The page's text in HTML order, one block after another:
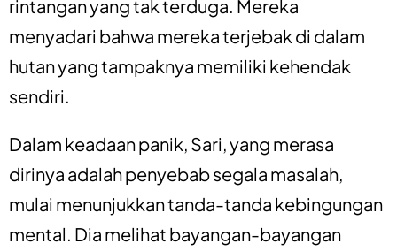
rintangan yang tak terduga. Mereka
menyadari bahwa mereka terjebak di dalam
hutan yang tampaknya memiliki kehendak
sendiri.
Dalam keadaan panik, Sari, yang merasa
dirinya adalah penyebab segala masalah,
mulai menunjukkan tanda-tanda kebingungan
mental. Dia melihat bayangan-bayangan